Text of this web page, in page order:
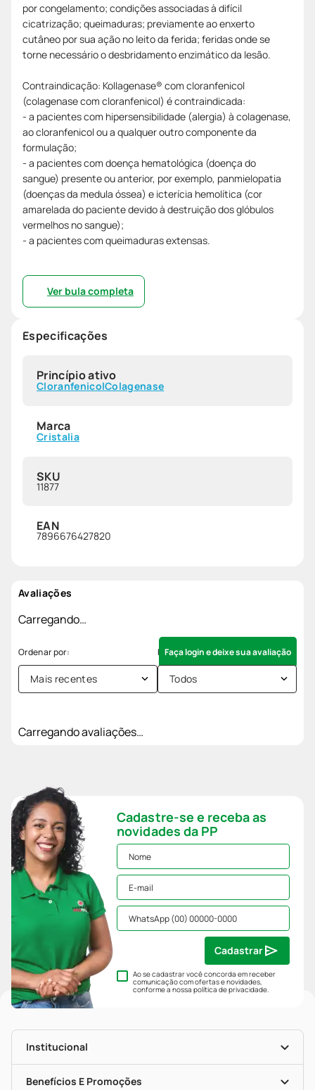
por congelamento; condições associadas à difícil
cicatrização; queimaduras; previamente ao enxerto
cutâneo por sua ação no leito da ferida; feridas onde se
torne necessário o desbridamento enzimático da lesão.
Contraindicação: Kollagenase® com cloranfenicol
(colagenase com cloranfenicol) é contraindicada:
- a pacientes com hipersensibilidade (alergia) à colagenase,
ao cloranfenicol ou a qualquer outro componente da
formulação;
- a pacientes com doença hematológica (doença do
sangue) presente ou anterior, por exemplo, panmielopatia
(doenças da medula óssea) e icterícia hemolítica (cor
amarelada do paciente devido à destruição dos glóbulos
vermelhos no sangue);
- a pacientes com queimaduras extensas.
Ver bula completa
Especificações
Princípio ativo
CloranfenicolColagenase
Marca
Cristalia
SKU
11877
EAN
7896676427820
Avaliações
Carregando…
Faça login e deixe sua avaliação
Mais recentes Todos
Carregando avaliações…
Cadastre-se e receba as
novidades da PP
Ao se cadastrar você concorda em receber
comunicação com ofertas e novidades,
conforme a nossapolítica de privacidade.
Cadastrar
Institucional
História
Nossas Lojas
Benefícios E Promoções